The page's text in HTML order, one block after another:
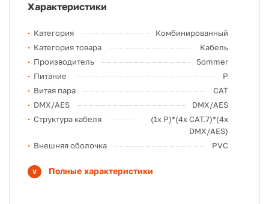
Характеристики
Категория
Комбинированный
Категория товара
Кабель
Производитель
Sommer
Питание
P
Витая пара
CAT
DMX/AES
DMX/AES
Структура кабеля
(1x P)*(4x CAT.7)*(4x
DMX/AES)
Внешняя оболочка
PVC
Полные характеристики